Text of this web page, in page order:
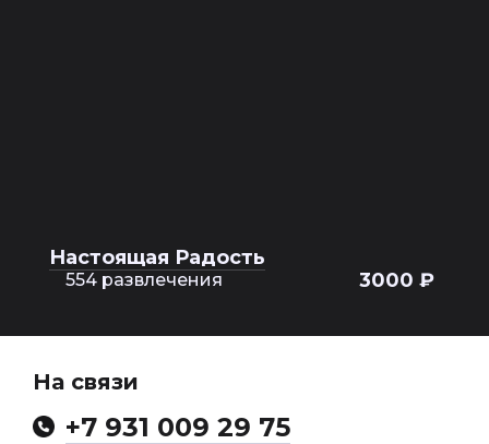
Настоящая Радость
554 развлечения 3000 ₽
На связи
+7 931 009 29 75